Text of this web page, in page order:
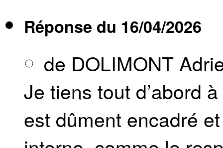
Réponse du 16/04/2026
de DOLIMONT
Je tiens tout d’abord
est dûment encadré